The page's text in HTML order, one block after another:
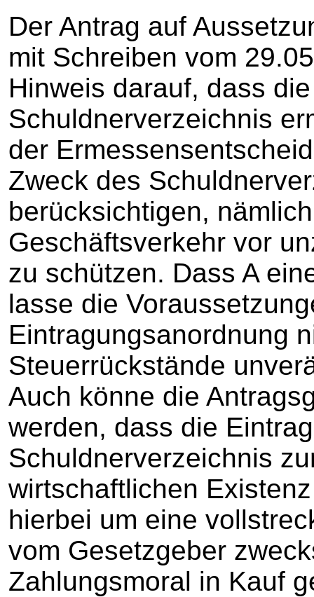
Der Antrag auf
mit Schreiben vom
Hinweis darauf, dass
Schuldnerverzeichnis
der
Zweck des
berücksichtigen,
Geschäftsverkehr vor
zu schützen. Dass A
lasse die
Eintragungsanordnung
Steuerrückstände
Auch könne die
werden, dass die
Schuldnerverzeichnis
wirtschaftlichen
hierbei um eine
vom Gesetzgeber
Zahlungsmoral in Kauf